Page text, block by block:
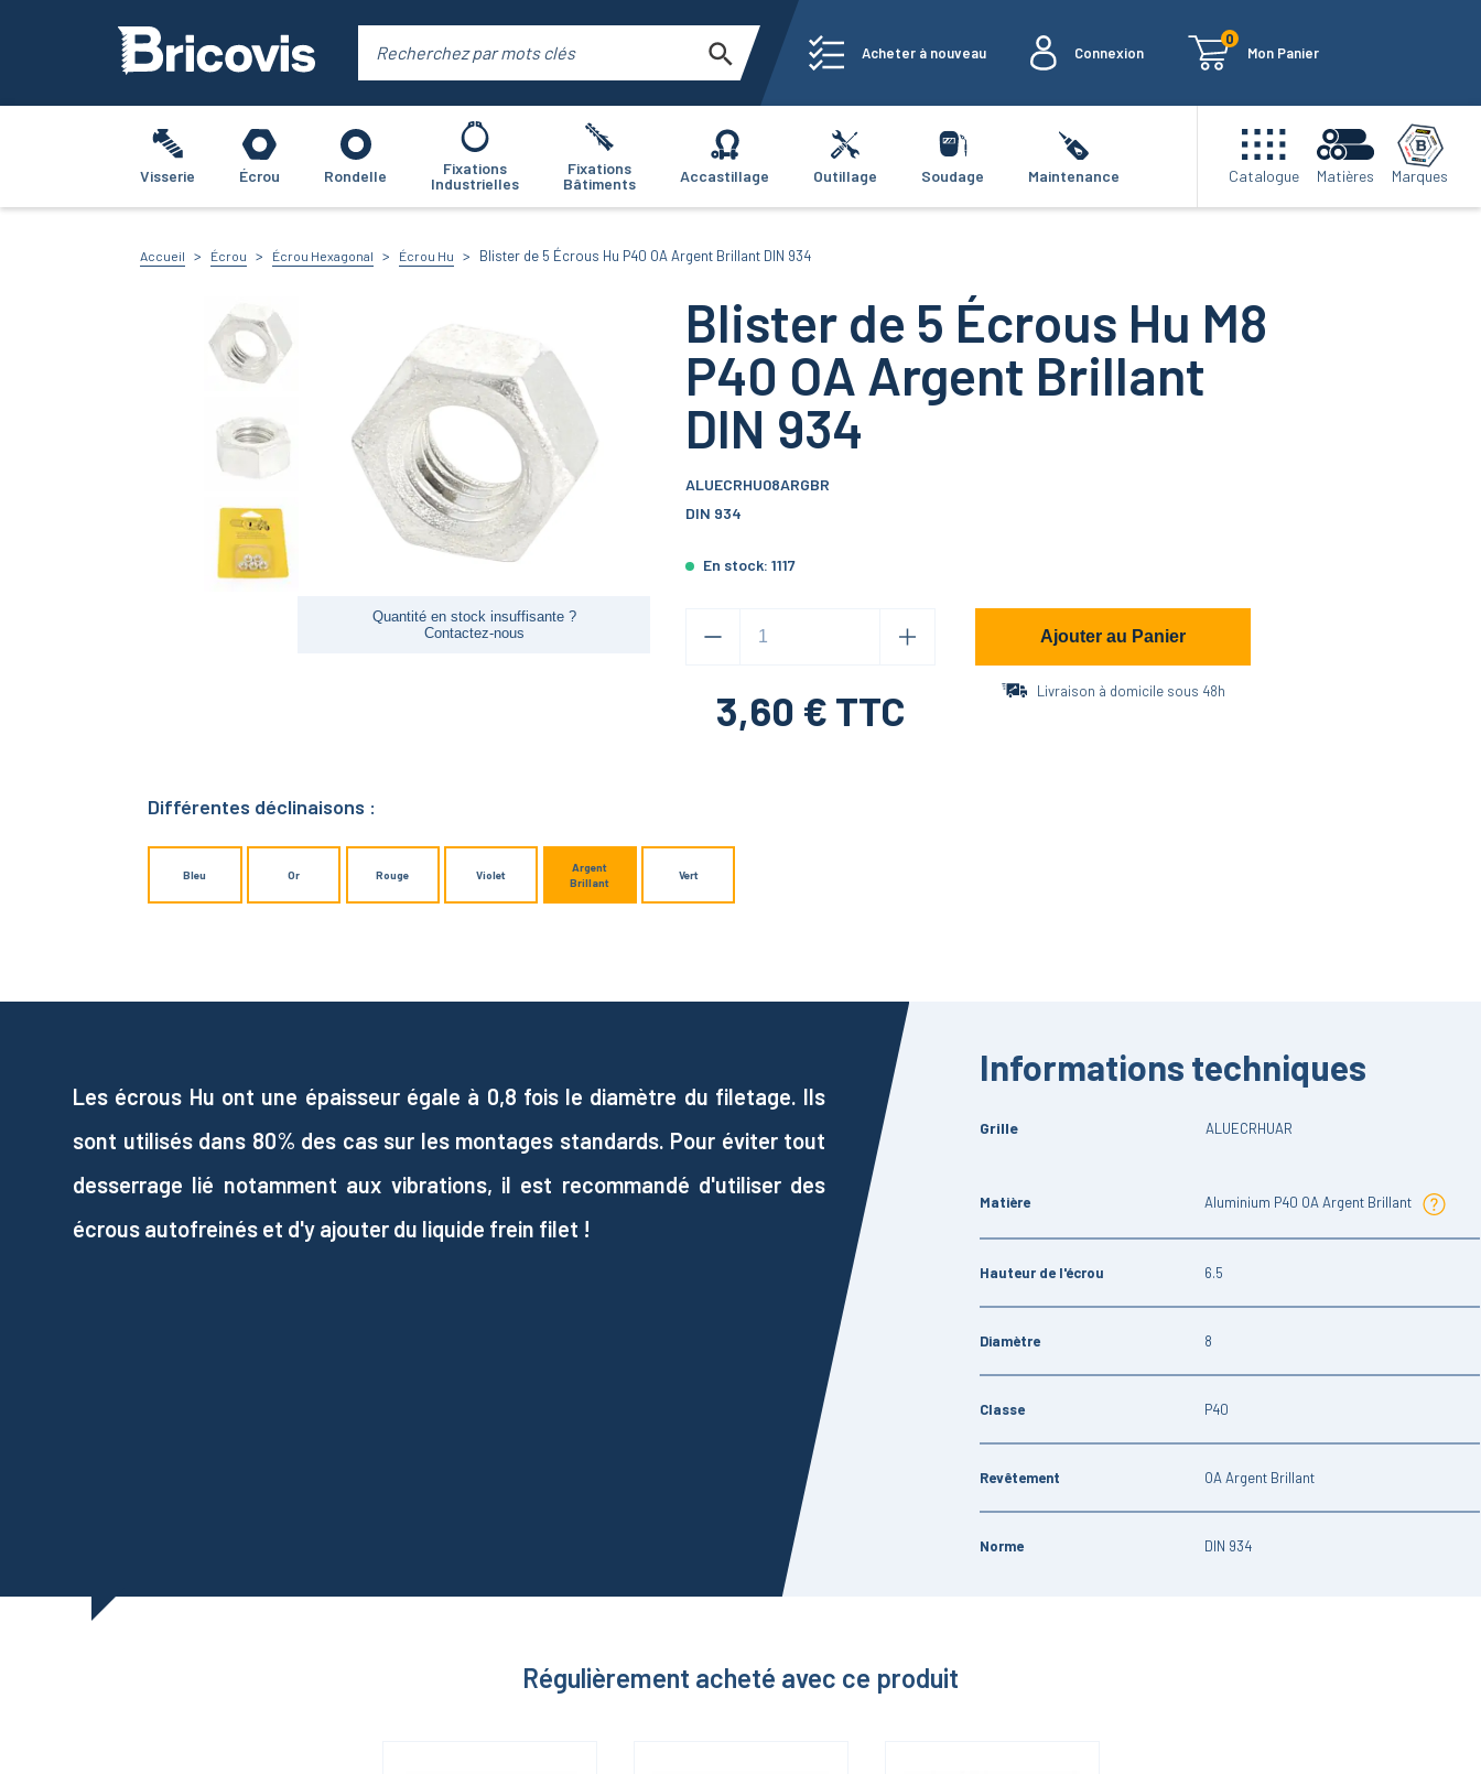
Acheter à nouveau Connexion
0
Mon Panier
Visserie Écrou Rondelle
Fixations
Industrielles
Fixations
Bâtiments
Accastillage Outillage Soudage Maintenance Catalogue Matières Marques
Accueil Écrou Écrou Hexagonal Écrou Hu Blister de 5 Écrous Hu P40 OA Argent Brillant DIN 934
Quantité en stock insuffisante ?
Contactez-nous
Blister de 5 Écrous Hu M8
P40 OA Argent Brillant
DIN 934
ALUECRHU08ARGBR
DIN 934
En stock:1117
3,60 € TTC
Ajouter au Panier
Livraison à domicile sous 48h
Différentes déclinaisons :
Bleu Or Rouge Violet
Argent
Brillant
Vert
Les écrous Hu ont une épaisseur égale à 0,8 fois le diamètre du filetage. Ils
sont utilisés dans 80% des cas sur les montages standards. Pour éviter tout
desserrage lié notamment aux vibrations, il est recommandé d'utiliser des
écrous autofreinés et d'y ajouter du liquide frein filet !
Informations techniques
Grille ALUECRHUAR
Matière Aluminium P40 OA Argent Brillant
Hauteur de l'écrou 6.5
Diamètre 8
Classe P40
Revêtement OA Argent Brillant
Norme DIN 934
Régulièrement acheté avec ce produit